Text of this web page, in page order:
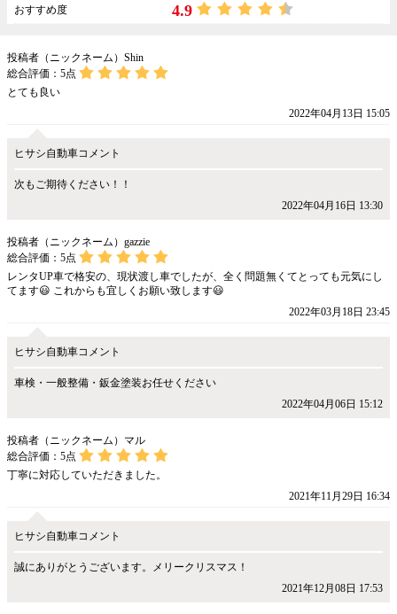
おすすめ度 4.9
投稿者（ニックネーム）Shin
総合評価： 5点
とても良い
2022年04月13日 15:05
ヒサシ自動車コメント
次もご期待ください！！
2022年04月16日 13:30
投稿者（ニックネーム）gazzie
総合評価： 5点
レンタUP車で格安の、現状渡し車でしたが、全く問題無くてとっても元気にし
てます😃 これからも宜しくお願い致します😃
2022年03月18日 23:45
ヒサシ自動車コメント
車検・一般整備・鈑金塗装お任せください
2022年04月06日 15:12
投稿者（ニックネーム）マル
総合評価： 5点
丁寧に対応していただきました。
2021年11月29日 16:34
ヒサシ自動車コメント
誠にありがとうございます。メリークリスマス！
2021年12月08日 17:53